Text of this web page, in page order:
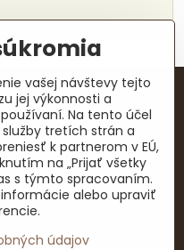
vašej návštevy tejto
jej výkonnosti a
Na tento účel
tretích strán a
k partnerom v EÚ,
na „Prijať všetky
s týmto spracovaním.
alebo upraviť
údajov